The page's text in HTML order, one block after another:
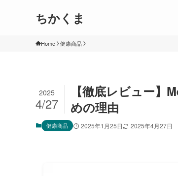
ちかくま
Home 健康商品
【徹底レビュー】
めの理由
2025
4/27
健康商品 2025年1月25日 2025年4月27日